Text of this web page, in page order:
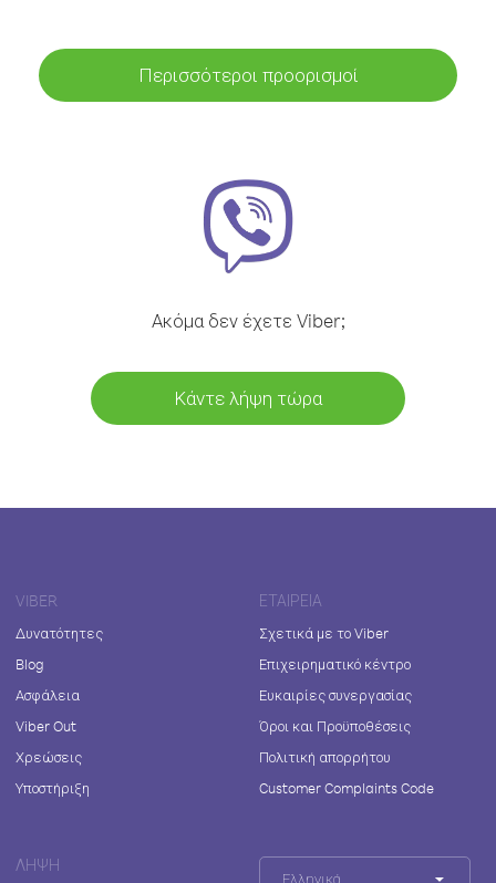
Περισσότεροι προορισμοί
Ακόμα δεν έχετε Viber;
Κάντε λήψη τώρα
VIBER
Δυνατότητες
Blog
Ασφάλεια
Viber Out
Χρεώσεις
Υποστήριξη
ΕΤΑΙΡΕΊΑ
Σχετικά με το Viber
Επιχειρηματικό κέντρο
Ευκαιρίες συνεργασίας
Όροι και Προϋποθέσεις
Πολιτική απορρήτου
Customer Complaints Code
ΛΉΨΗ
Ελληνικά